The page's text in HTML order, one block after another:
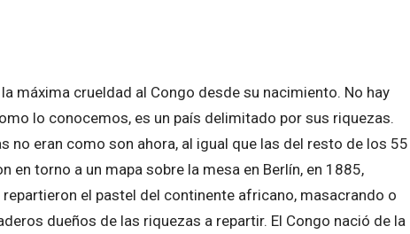
máxima crueldad al Congo desde su nacimiento. No hay
lo conocemos, es un país delimitado por sus riquezas.
no eran como son ahora, al igual que las del resto de los 55
torno a un mapa sobre la mesa en Berlín, en 1885,
el pastel del continente africano, masacrando o
dueños de las riquezas a repartir. El Congo nació de la